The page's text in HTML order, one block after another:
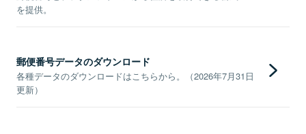
を提供。
郵便番号データのダウンロード
各種データのダウンロードはこちらから。（2026年7月31日
更新）